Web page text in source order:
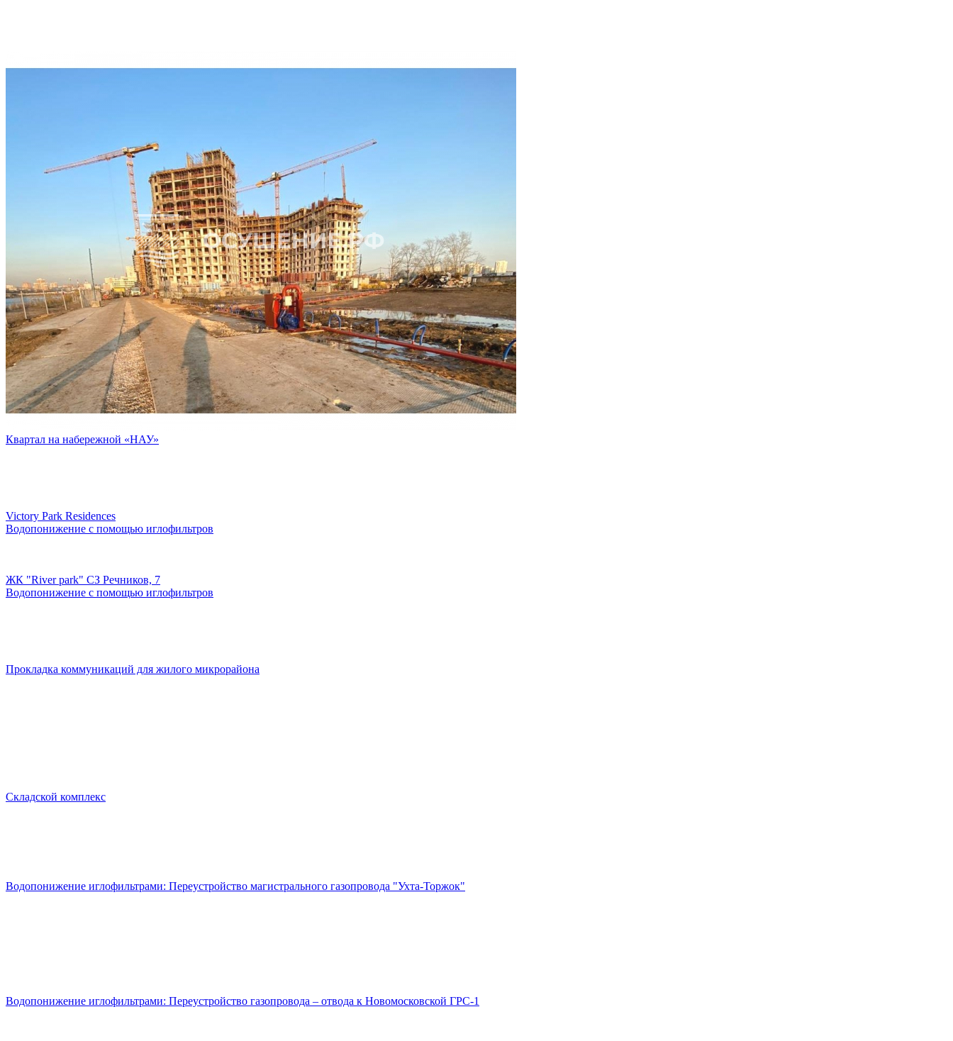
Квартал на набережной «НАУ»
Victory Park Residences
Водопонижение с помощью иглофильтров
ЖК "River park" СЗ Речников, 7
Водопонижение с помощью иглофильтров
Прокладка коммуникаций для жилого микрорайона
Складской комплекс
Водопонижение иглофильтрами: Переустройство магистрального газопровода "Ухта-Торжок"
Водопонижение иглофильтрами: Переустройство газопровода – отвода к Новомосковской ГРС-1